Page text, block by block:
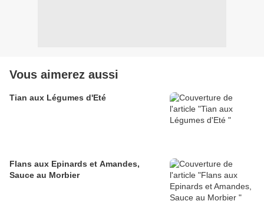
Vous aimerez aussi
Tian aux Légumes d'Eté
Flans aux Epinards et Amandes,
Sauce au Morbier